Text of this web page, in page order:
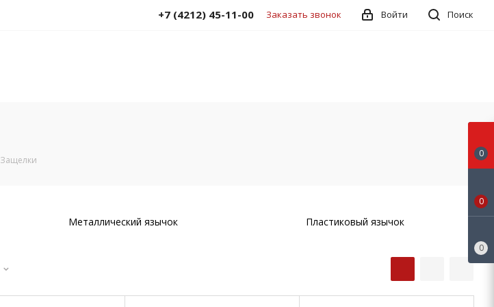
Поиск
Войти
+7 (4212) 45-11-00 Заказать звонок
Защелки
Металлический язычок Пластиковый язычок
0
0
0